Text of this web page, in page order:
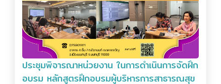
ประชุมพิจารณาหน่วยงาน ในการดำเนินการจัดฝึก
อบรม หลักสูตรฝึกอบรมผู้บริหารการสาธารณสุข